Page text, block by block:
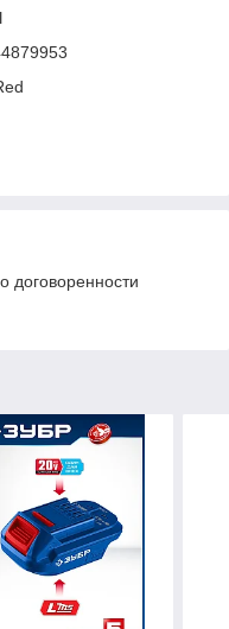
договоренности